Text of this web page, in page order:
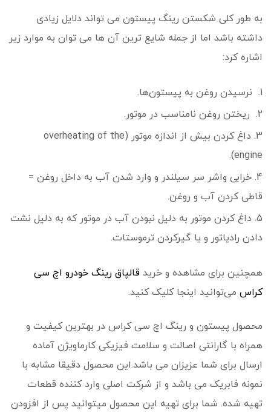
به طور کلی شکستن رینگ پیستون می تواند دلایل زیادی
داشته باشد اما از جمله شایع ترین آن ها می توان به موارد زیر
اشاره کرد:
نرسیدن روغن به پیستون‌ها.
ریختن روغن نامناسب در موتور.
داغ کردن بیش ‌از اندازه موتور (overheating of the
engine).
خرابی واشر سر سیلندر و وارد شدن آب به داخل روغن =
قاطی کردن آب و روغن.
داغ کردن موتور به دلیل نبودن آب در موتور که به دلیل نشت
دادن رادیاتور و یا گیرکردن ترموستات.
همچنین برای مشاهده و خرید قالپاق رینگ خودرو اچ سی
کراس می‌توانید اینجا کلیک کنید.
محصول پیستون و رینگ اچ سی کراس در بهترین کیفیت و
همراه با گارانتی اصالت و سلامت فیزیکی کارماویژن آماده
ارسال برای شما عزیزان می باشد.این محصول دقیقا مشابه با
نمونه فابریک می باشد و از شرکت اصلی وارد کننده قطعات
تهیه شده. شما برای تهیه این محصول میتوانید پس از افزودن